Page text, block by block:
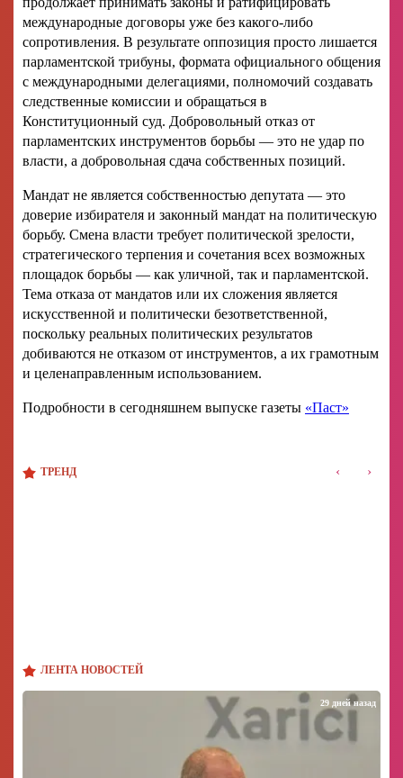
ЛЕНТА НОВОСТЕЙ
29 дней назад
международные договоры уже без какого-либо
сопротивления. В результате оппозиция просто лишается
парламентской трибуны, формата официального общения
с международными делегациями, полномочий создавать
следственные комиссии и обращаться в
Конституционный суд. Добровольный отказ от
парламентских инструментов борьбы — это не удар по
власти, а добровольная сдача собственных позиций.
Мандат не является собственностью депутата — это
доверие избирателя и законный мандат на политическую
борьбу. Смена власти требует политической зрелости,
стратегического терпения и сочетания всех возможных
площадок борьбы — как уличной, так и парламентской.
Тема отказа от мандатов или их сложения является
искусственной и политически безответственной,
поскольку реальных политических результатов
добиваются не отказом от инструментов, а их грамотным
и целенаправленным использованием.
Подробности в сегодняшнем выпуске газеты «Паст»
ТРЕНД ‹ ›